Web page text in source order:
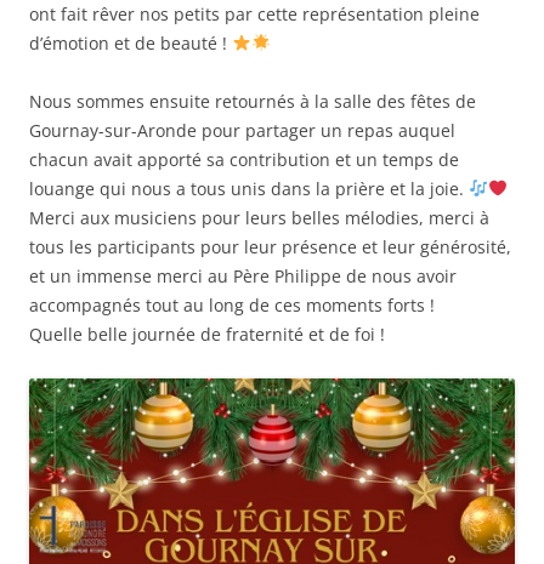
ont fait rêver nos petits par cette représentation pleine
d’émotion et de beauté !
Nous sommes ensuite retournés à la salle des fêtes de
Gournay-sur-Aronde pour partager un repas auquel
chacun avait apporté sa contribution et un temps de
louange qui nous a tous unis dans la prière et la joie.
Merci aux musiciens pour leurs belles mélodies, merci à
tous les participants pour leur présence et leur générosité,
et un immense merci au Père Philippe de nous avoir
accompagnés tout au long de ces moments forts !
Quelle belle journée de fraternité et de foi !